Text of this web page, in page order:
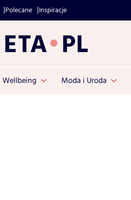
Polecane Inspiracje
Wellbeing Moda i Uroda